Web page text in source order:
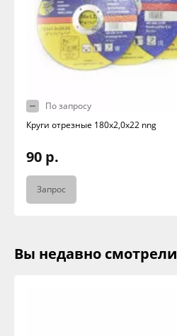
По запросу
Круги отрезные 180х2,0х22 nng
90 р.
Запрос
Вы недавно смотрели